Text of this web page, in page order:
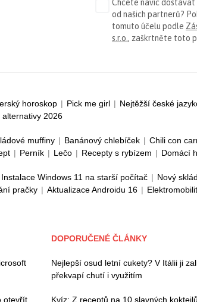
Chcete navíc dostávat
od našich partnerů?
tomuto účelu podle
s.r.o. , zaškrtněte toto
horoskop | Pick me girl | Nejtěžší české
alternativy 2026
muffiny | Banánový chlebíček | Chili con
| Perník | Lečo | Recepty s rybízem | Domácí
Instalace Windows 11 na starší počítač | Nový
pračky | Aktualizace Androidu 16 |
otevřít
DOPORUČENÉ ČLÁNKY
Nejlepší osud letní cukety? V Itálii ji
překvapí chutí i využitím
Kvíz: Z receptů na 10 slavných